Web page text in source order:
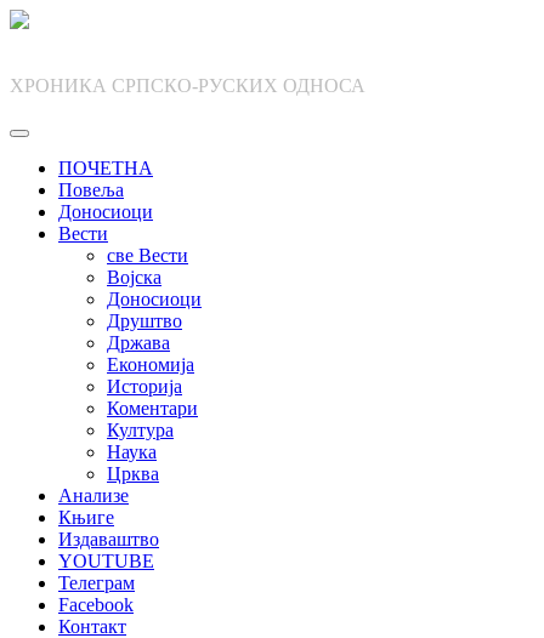
Skip
ХРОНИКА СРПСКО-РУСКИХ ОДНОСА
ПОЧЕТНА
Повеља
Доносиоци
Вести
све Вести
Војска
Доносиоци
Друштво
Држава
Економија
Историја
Коментари
Култура
Наука
Црква
Анализе
Књиге
Издаваштво
YOUTUBE
Телеграм
Facebook
Контакт